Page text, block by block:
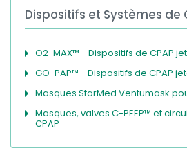
Dispositifs et Systèmes de
O2-MAX™ - Dispositifs de CPAP
GO-PAP™ - Dispositifs de CPAP
Masques StarMed Ventumask
Masques, valves C-PEEP™ et
CPAP